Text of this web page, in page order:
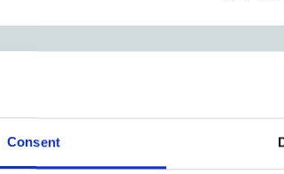
Consent
Truthahnbrust AeQuilibrium